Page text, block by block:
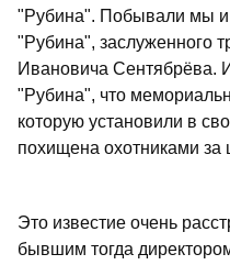
"Рубина". Побывали мы и
"Рубина", заслуженного
Ивановича Сентябрёва.
"Рубина", что
которую установили в
похищена охотниками
Это известие очень
бывшим тогда